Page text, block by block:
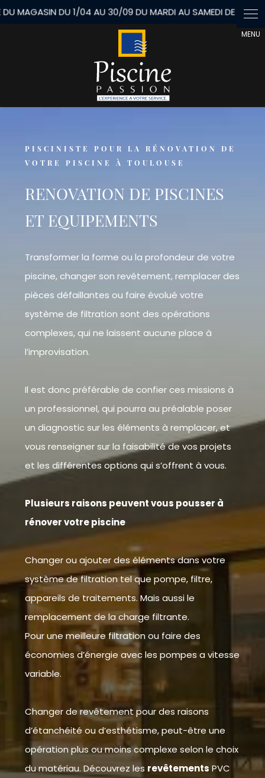
PISCINISTE POUR LA RÉNOVATION DE
VOTRE PISCINE À TOULOUSE
RENOVATION DE PISCINES
ET EQUIPEMENTS
Transformer la forme ou la profondeur de votre
piscine, changer son revêtement, remplacer des
pièces défaillantes ou faire évolué votre
système de filtration sont des opérations
complexes, qui ne laissent aucune place à
l’improvisation.
Il est donc préférable de confier ces missions à
un professionnel, qui pourra au préalable poser
un diagnostic sur les éléments à remplacer, et
vous renseigner sur la faisabilité de vos projets
et les différentes options qui s’offrent à vous.
Plusieurs raisons peuvent vous pousser à
rénover votre piscine
Changer ou ajouter des éléments dans votre
système de filtration tel que pompe, filtre,
appareils de traitements. Mais aussi le
remplacement de la charge filtrante.
Pour une meilleure filtration ou faire des
économies d’énergie avec les pompes a vitesse
variable.
Changer de revêtement pour des raisons
d’étanchéité ou d’esthétisme, peut-être une
opération plus ou moins complexe selon le choix
du matériau. Découvrez les revêtements PVC
Panneau de gestion des cookies